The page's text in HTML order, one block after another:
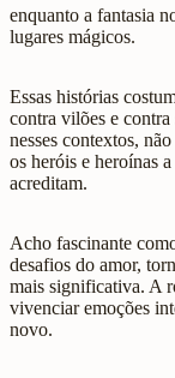
enquanto a fantasia
lugares mágicos.
Essas histórias
contra vilões e contra
nesses contextos,
os heróis e heroínas
acreditam.
Acho fascinante
desafios do amor,
mais significativa. A
vivenciar emoções
novo.